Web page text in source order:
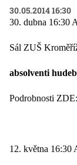
30.05.2014 16:30
30. dubna 16:30
Sál ZUŠ
absolventi
Podrobnosti ZDE:
12. května 16:30